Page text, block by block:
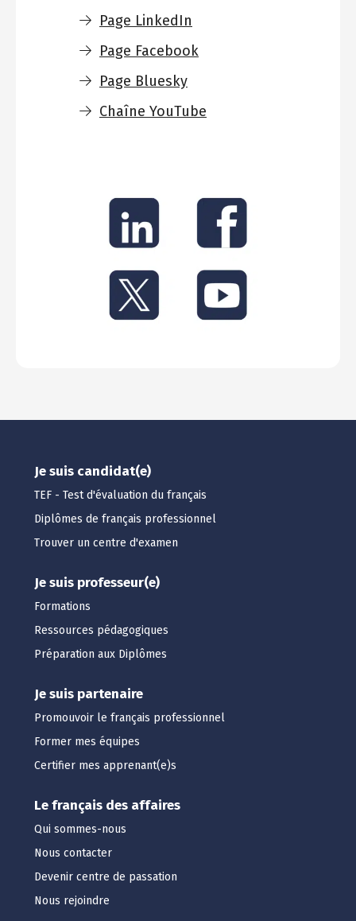
Page LinkedIn
Page Facebook
Page Bluesky
Chaîne YouTube
Je suis candidat(e)
TEF - Test d'évaluation du français
Diplômes de français professionnel
Trouver un centre d'examen
Je suis professeur(e)
Formations
Ressources pédagogiques
Préparation aux Diplômes
Je suis partenaire
Promouvoir le français professionnel
Former mes équipes
Certifier mes apprenant(e)s
Le français des affaires
Qui sommes-nous
Nous contacter
Devenir centre de passation
Nous rejoindre